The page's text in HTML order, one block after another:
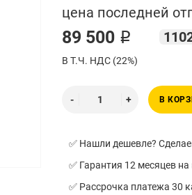
цена последней
89 500 ₽
В Т.Ч. НДС (22%)
В
✅ Нашли дешевле?
✅ Гарантия 12 месяцев на
✅ Рассрочка платежа 30